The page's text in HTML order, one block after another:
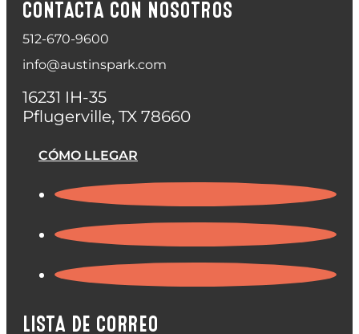
CONTACTA CON NOSOTROS
512-670-9600
info@austinspark.com
16231 IH-35
Pflugerville, TX 78660
CÓMO LLEGAR
LISTA DE CORREO